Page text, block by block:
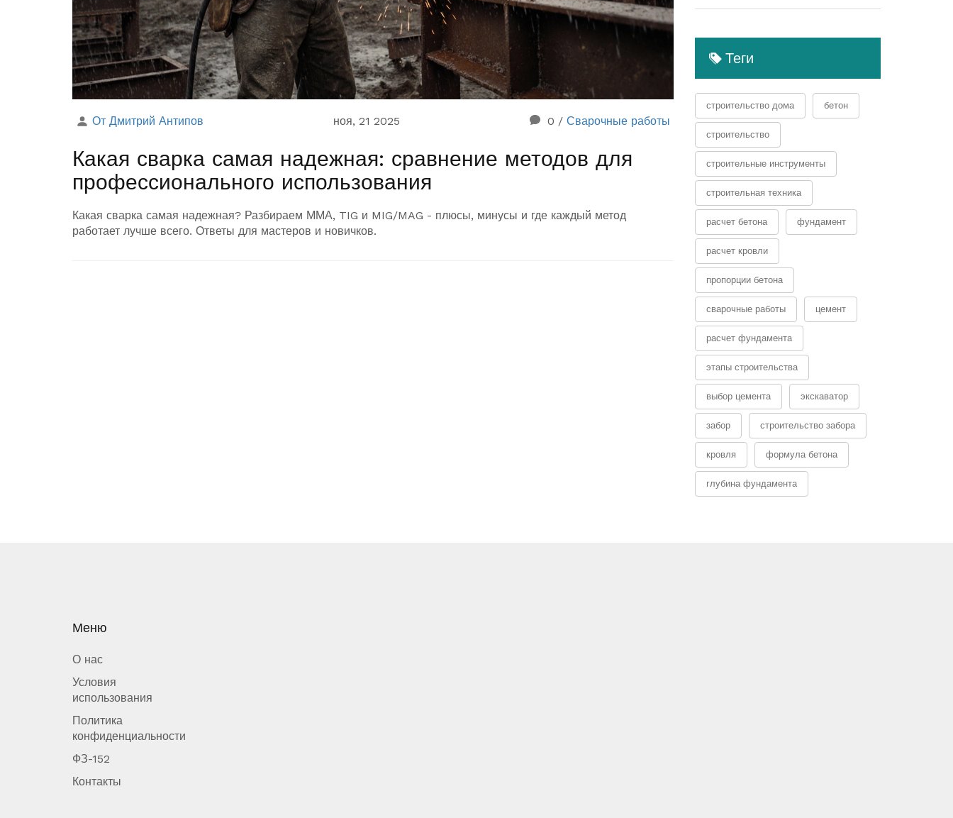
От Дмитрий Антипов ноя, 21 2025 0 / Сварочные работы
Какая сварка самая надежная: сравнение методов для
профессионального использования
Какая сварка самая надежная? Разбираем ММА, TIG и MIG/MAG - плюсы, минусы и где каждый метод
работает лучше всего. Ответы для мастеров и новичков.
Теги
строительство дома бетон
строительство
строительные инструменты
строительная техника
расчет бетона фундамент
расчет кровли
пропорции бетона
сварочные работы цемент
расчет фундамента
этапы строительства
выбор цемента экскаватор
забор строительство забора
кровля формула бетона
глубина фундамента
Меню
О нас
Условия
использования
Политика
конфиденциальности
ФЗ-152
Контакты